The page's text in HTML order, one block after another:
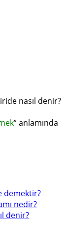
nasıl denir?
” anlamında
demektir?
nedir?
denir?